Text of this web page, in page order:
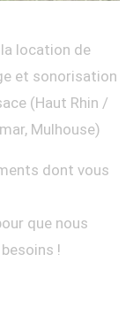
location de
et sonorisation
(Haut Rhin /
Mulhouse)
dont vous
que nous
!